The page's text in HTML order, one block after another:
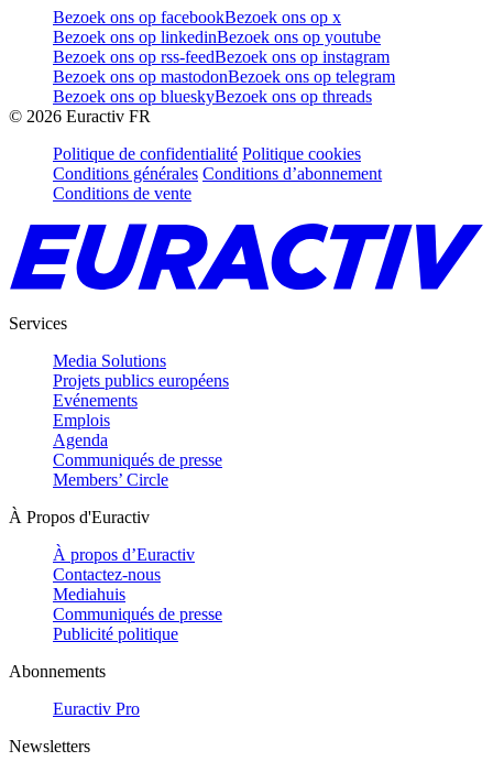
Bezoek ons op facebookBezoek ons op x
Bezoek ons op linkedinBezoek ons op youtube
Bezoek ons op rss-feedBezoek ons op instagram
Bezoek ons op mastodonBezoek ons op telegram
Bezoek ons op blueskyBezoek ons op threads
© 2026 Euractiv FR
Politique de confidentialité Politique cookies
Conditions générales Conditions d’abonnement
Conditions de vente
Services
Media Solutions
Projets publics européens
Evénements
Emplois
Agenda
Communiqués de presse
Members’ Circle
À Propos d'Euractiv
À propos d’Euractiv
Contactez-nous
Mediahuis
Communiqués de presse
Publicité politique
Abonnements
Euractiv Pro
Newsletters